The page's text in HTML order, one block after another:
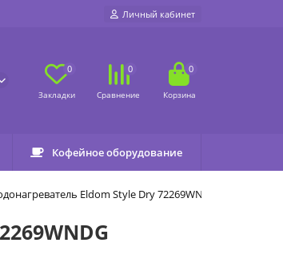
Личный кабинет
0 0 0
Кофейное оборудование
Eldom Style Dry 72269WNDG